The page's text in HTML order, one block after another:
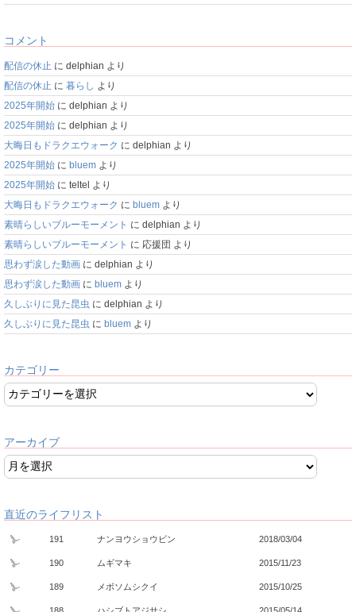
コメント
配信の休止 に delphian より
配信の休止 に 暮らし より
2025年開始 に delphian より
2025年開始 に delphian より
大晦日もドラクエウォーク に delphian より
2025年開始 に bluem より
2025年開始 に teltel より
大晦日もドラクエウォーク に bluem より
素晴らしいブルーモーメント に delphian より
素晴らしいブルーモーメント に 応援団 より
思わず涙した動画 に delphian より
思わず涙した動画 に bluem より
久しぶりに見た昆虫 に delphian より
久しぶりに見た昆虫 に bluem より
カテゴリー
アーカイブ
直近のライフリスト
191 ナンヨウショウビン 2018/03/04
190 ムギマキ 2015/11/23
189 メボソムシクイ 2015/10/25